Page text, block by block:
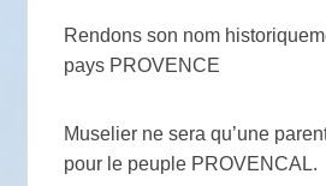
Rendons son nom
pays PROVENCE
Muselier ne sera qu’une
pour le peuple PROVENCAL.